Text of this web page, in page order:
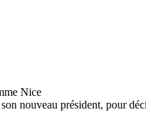
nouveau président, pour